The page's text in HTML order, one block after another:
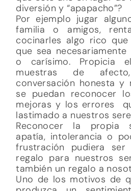
diversión y “apapacho”?
Por ejemplo jugar
familia o amigos,
cocinarles algo rico
que sea
o carísimo. Propicia
muestras de
conversación honesta y
se puedan reconocer
mejoras y los errores
lastimado a nuestros
Reconocer la propia
apatía, intolerancia o
frustración pudiera
regalo para nuestros
también un regalo a
Uno de los motivos de